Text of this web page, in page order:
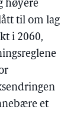
høyere
til om lag
i 2060,
et